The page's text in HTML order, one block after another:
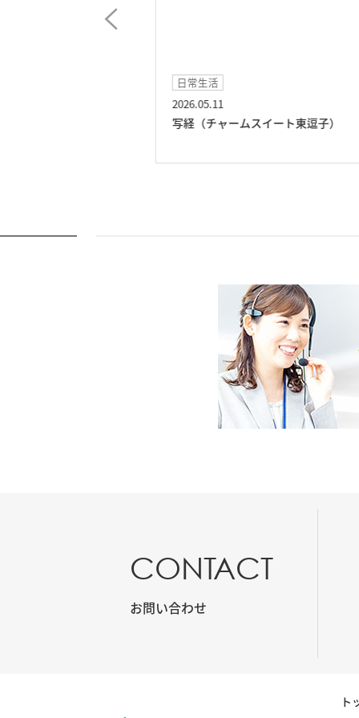
日常生活
2026.05.11
写経（チャームスイート東逗子）
CONTACT
お問い合わせ
ト